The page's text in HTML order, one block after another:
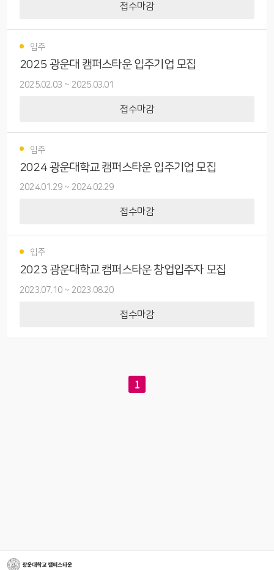
접수마감
입주
2025 광운대 캠퍼스타운 입주기업 모집
2025.02.03 ~ 2025.03.01
접수마감
입주
2024 광운대학교 캠퍼스타운 입주기업 모집
2024.01.29 ~ 2024.02.29
접수마감
입주
2023 광운대학교 캠퍼스타운 창업입주자 모집
2023.07.10 ~ 2023.08.20
접수마감
1